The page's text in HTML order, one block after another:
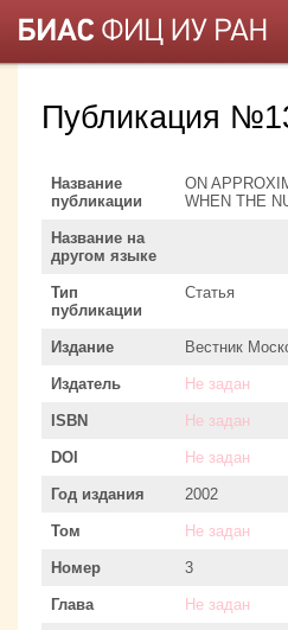
Публикация
Название
публикации
ON
WHEN THE
Название на
другом языке
Тип
публикации
Статья
Издание Вестник
Издатель Не задан
ISBN Не задан
DOI Не задан
Год издания 2002
Том Не задан
Номер 3
Глава Не задан